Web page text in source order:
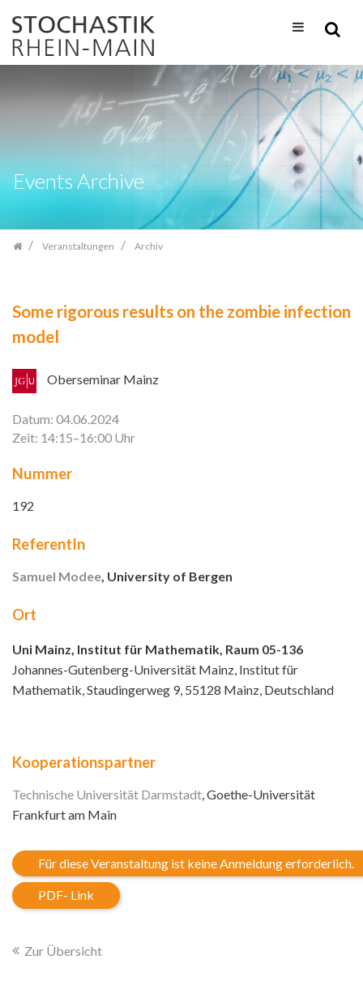
Inhalt
springen
Events Archive
Veranstaltungen Archiv
Some rigorous results on the zombie infection
model
Oberseminar Mainz
Datum: 04.06.2024
Zeit: 14:15–16:00 Uhr
Nummer
192
ReferentIn
Samuel Modee, University of Bergen
Ort
Uni Mainz, Institut für Mathematik, Raum 05-136
Johannes-Gutenberg-Universität Mainz, Institut für
Mathematik, Staudingerweg 9, 55128 Mainz, Deutschland
Kooperationspartner
Technische Universität Darmstadt , Goethe-Universität
Frankfurt am Main
Für diese Veranstaltung ist keine Anmeldung erforderlich.
PDF- Link
Zur Übersicht